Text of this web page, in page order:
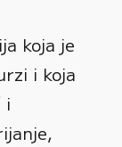
koja je
i koja
i